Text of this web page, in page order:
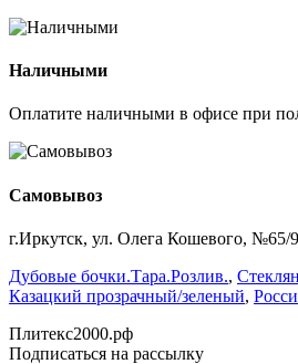
Наличными
Оплатите наличными в офисе при
Самовывоз
г.Иркутск, ул. Олега Кошевого, №65/
Дубовые бочки.Тара.Розлив.,
Казацкий прозрачный/зеленый,
Плитекс2000.рф
Подписаться на рассылку